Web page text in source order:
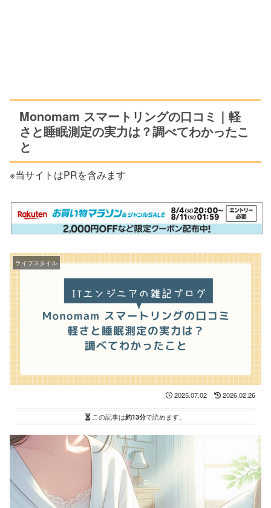
Monomam スマートリングの口コミ｜軽
さと睡眠測定の実力は？調べてわかったこ
と
※当サイトはPRを含みます
ライフスタイル
2025.07.02 2026.02.26
この記事は約13分で読めます。